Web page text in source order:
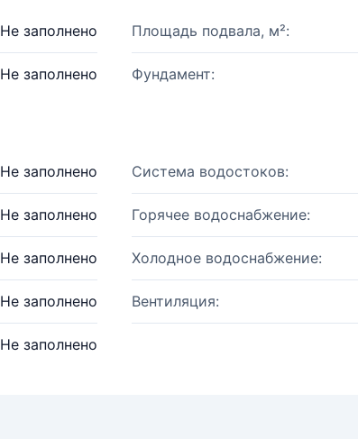
Не заполнено Площадь подвала, м²:
Не заполнено Фундамент:
Не заполнено Система водостоков:
Не заполнено Горячее водоснабжение:
Не заполнено Холодное водоснабжение:
Не заполнено Вентиляция:
Не заполнено